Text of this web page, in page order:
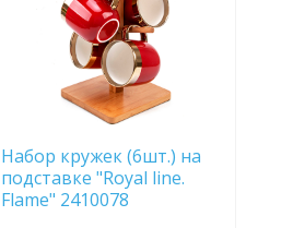
Набор кружек (6шт.) на
подставке "Royal line.
Flame" 2410078